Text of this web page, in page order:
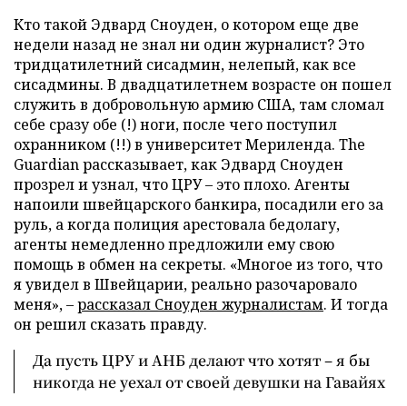
Кто такой Эдвард Сноуден, о котором еще две
недели назад не знал ни один журналист? Это
тридцатилетний сисадмин, нелепый, как все
сисадмины. В двадцатилетнем возрасте он пошел
служить в добровольную армию США, там сломал
себе сразу обе (!) ноги, после чего поступил
охранником (!!) в университет Мериленда. The
Guardian рассказывает, как Эдвард Сноуден
прозрел и узнал, что ЦРУ – это плохо. Агенты
напоили швейцарского банкира, посадили его за
руль, а когда полиция арестовала бедолагу,
агенты немедленно предложили ему свою
помощь в обмен на секреты. «Многое из того, что
я увидел в Швейцарии, реально разочаровало
меня», –рассказал Сноуден журналистам. И тогда
он решил сказать правду.
Да пусть ЦРУ и АНБ делают что хотят – я бы
никогда не уехал от своей девушки на Гавайях